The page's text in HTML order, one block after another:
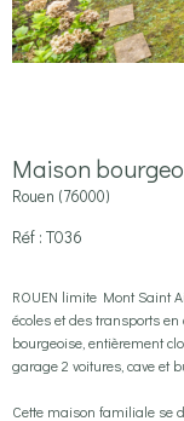
Maison
Rouen (76000)
Réf : T036
ROUEN limite Mont Saint
écoles et des transports
bourgeoise, entièrement
garage 2 voitures, cave et
Cette maison familiale se